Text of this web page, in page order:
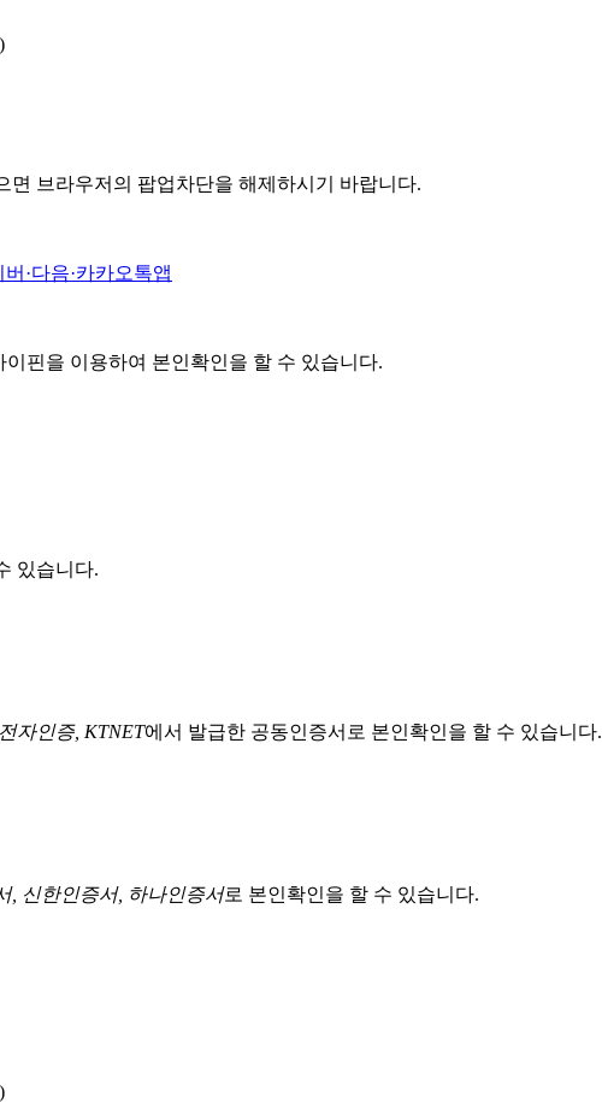
면 브라우저의 팝업차단을 해제하시기 바랍니다.
버·다음·카카오톡앱
이핀을 이용하여 본인확인을 할 수 있습니다.
있습니다.
자인증, KTNET에서 발급한 공동인증서로 본인확인을 할 수 있습니다.
, 신한인증서, 하나인증서로 본인확인을 할 수 있습니다.